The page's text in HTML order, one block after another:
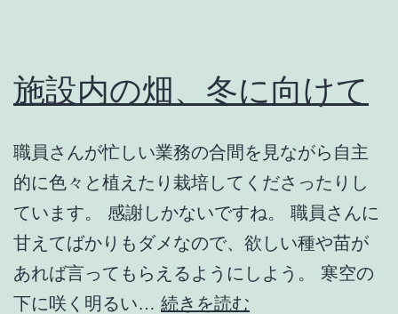
例
施設内の畑、冬に向けて
職員さんが忙しい業務の合間を見ながら自主
的に色々と植えたり栽培してくださったりし
ています。 感謝しかないですね。 職員さんに
甘えてばかりもダメなので、欲しい種や苗が
あれば言ってもらえるようにしよう。 寒空の
下に咲く明るい… 続きを読む